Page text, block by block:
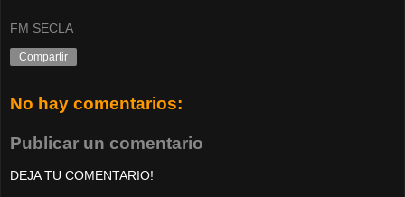
FM SECLA
Compartir
No hay comentarios:
Publicar un comentario
DEJA TU COMENTARIO!